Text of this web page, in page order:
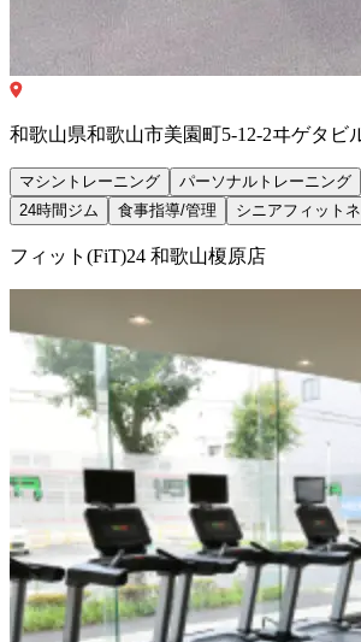
和歌山県和歌山市美園町5-12-2ヰゲタビ
マシントレーニング パーソナルトレーニング
24時間ジム
食事指導/管理 シニアフィット
フィット(FiT)24 和歌山榎原店